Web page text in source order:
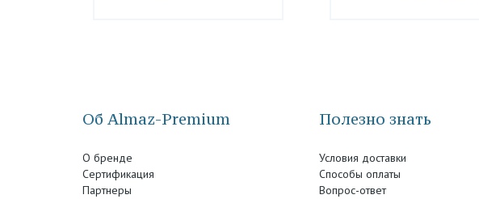
Об Almaz-Premium
О бренде
Сертификация
Партнеры
Полезно знать
Условия доставки
Способы оплаты
Вопрос-ответ